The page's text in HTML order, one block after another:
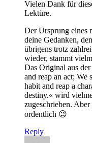
Vielen Dank für
Lektüre.
Der Ursprung eines
deine Gedanken,
übrigens trotz
wieder, stammt
Das Original aus
and reap an act; We
habit and reap a
destiny.« wird
zugeschrieben.
ordentlich 😉
Reply